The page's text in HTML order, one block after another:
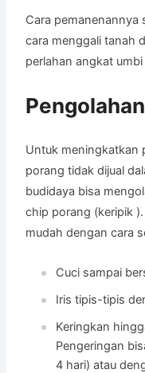
Cara pemanenannya
cara menggali tanah
perlahan angkat
Untuk meningkatkan
porang tidak dijual
budidaya bisa
chip porang (keripik
mudah dengan cara
Cuci sampai
Iris tipis-tipis
Keringkan
Pengeringan
4 hari) atau